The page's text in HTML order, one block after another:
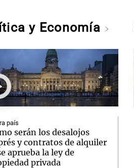
y Economía
país
serán los desalojos
y contratos de alquiler
aprueba la ley de
privada